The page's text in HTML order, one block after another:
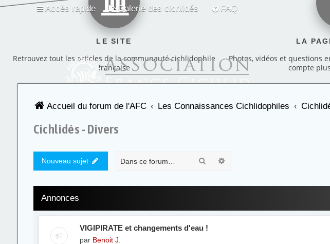
Accès rapide Galerie des cichlidés FAQ
LE SITE
Retrouvez tout les articles de la communauté cichlidophile
française
LA
Photos, vidéos et questions
compte
Accueil du forum de l'AFC Les Connaissances Cichlidophiles
Cichlidés - Divers
Nouveau sujet Rechercher
Annonces
VIGIPIRATE et changements d'eau !
par Benoit J.